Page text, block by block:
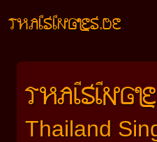
THAISINGLES.DE
Thailand